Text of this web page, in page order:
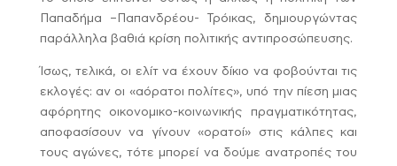
Παπαδήμα –Παπανδρέου- Τρόικας, δημιουργώντας
παράλληλα βαθιά κρίση πολιτικής αντιπροσώπευσης.
Ίσως, τελικά, οι ελίτ να έχουν δίκιο να φοβούνται τις
εκλογές: αν οι «αόρατοι πολίτες», υπό την πίεση μιας
αφόρητης οικονομικο-κοινωνικής πραγματικότητας,
αποφασίσουν να γίνουν «ορατοί» στις κάλπες και
τους αγώνες, τότε μπορεί να δούμε ανατροπές του